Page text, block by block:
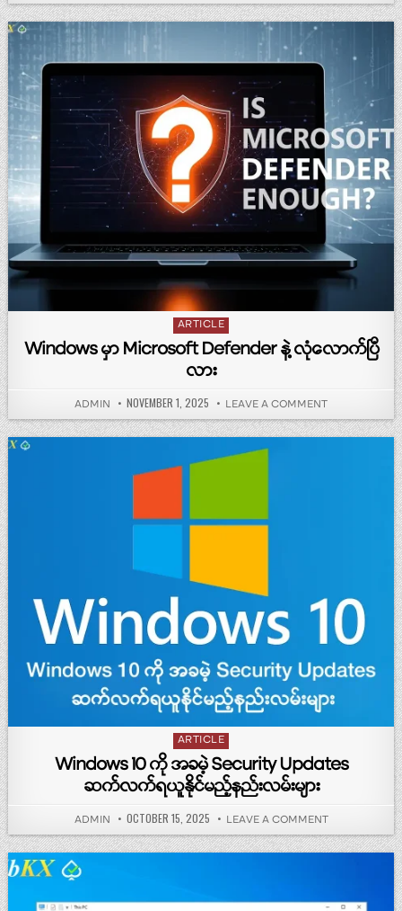
Posted in
ARTICLE
Windows မှာ Microsoft Defender နဲ့ လုံလောက်ပြီ
လား
AUTHOR:
ADMIN PUBLISHED DATE:
NOVEMBER 1, 2025 LEAVE A COMMENTON
Posted in
ARTICLE
Windows 10 ကို အခမဲ့ Security Updates
ဆက်လက်ရယူနိုင်မည့်နည်းလမ်းများ
AUTHOR:
ADMIN PUBLISHED DATE:
OCTOBER 15, 2025 LEAVE A COMMENTON